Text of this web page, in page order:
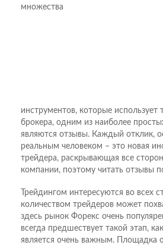
множества
инструментов, которые использует
брокера, одним из наиболее
являются отзывы. Каждый отклик,
реальным человеком – это новая
трейдера, раскрывающая все
компании, поэтому читать отзывы
Трейдингом интересуются во всех
количеством трейдеров может
здесь рынок Форекс очень
всегда предшествует такой этап,
является очень важным. Площадка